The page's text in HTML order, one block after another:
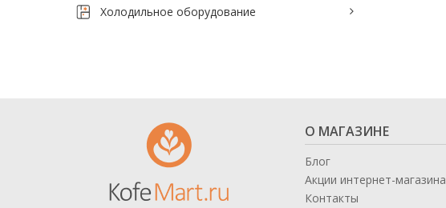
Электромеханическое оборудование
Холодильное оборудование
О МАГАЗИНЕ
Блог
Акции интернет-магазина
Контакты